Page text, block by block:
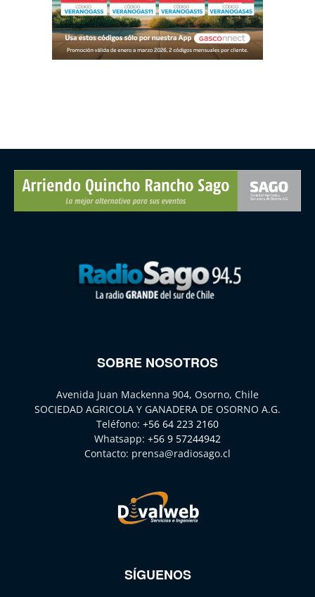
SOBRE NOSOTROS
Avenida Juan Mackenna 904, Osorno, Chile
SOCIEDAD AGRICOLA Y GANADERA DE OSORNO A.G.
Teléfono: +56 64 223 2160
Whatsapp: +56 9 57244942
Contacto: prensa@radiosago.cl
SÍGUENOS